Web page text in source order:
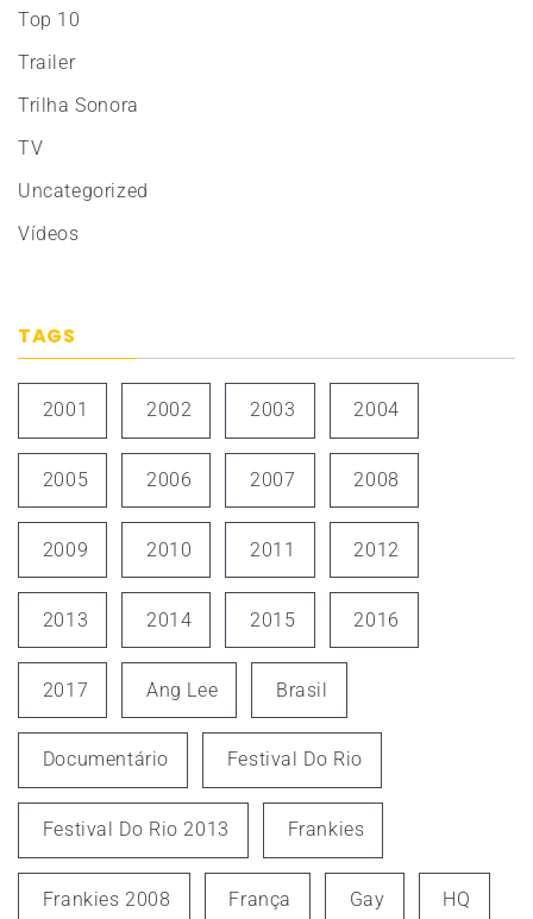
Top 10
Trailer
Trilha Sonora
TV
Uncategorized
Vídeos
TAGS
2001 2002 2003 2004
2005 2006 2007 2008
2009 2010 2011 2012
2013 2014 2015 2016
2017 Ang Lee Brasil
Documentário Festival Do Rio
Festival Do Rio 2013 Frankies
Frankies 2008 França Gay HQ